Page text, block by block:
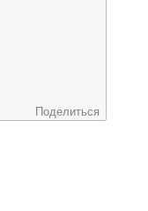
Поделиться